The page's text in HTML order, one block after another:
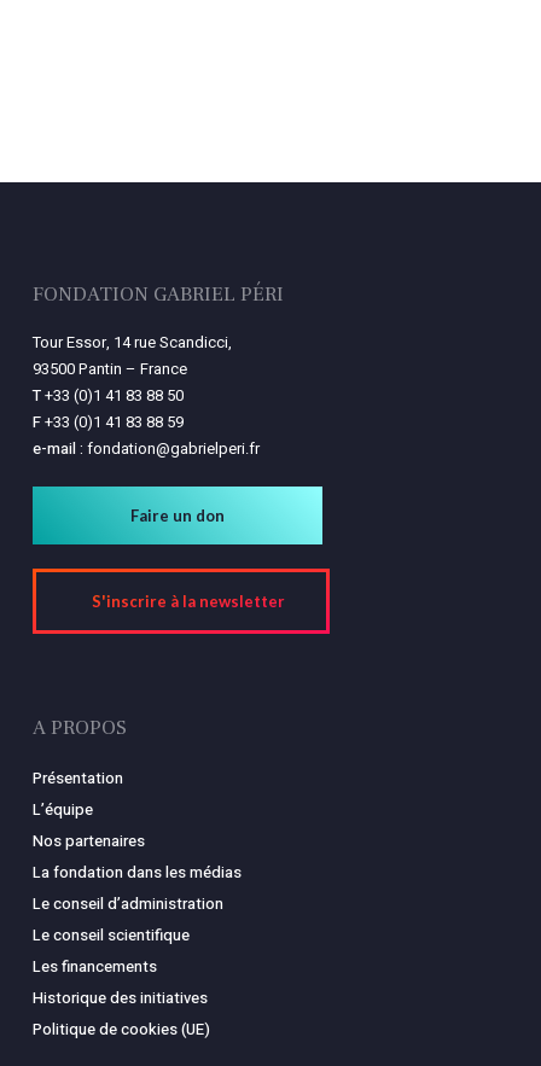
FONDATION GABRIEL PÉRI
Tour Essor, 14 rue Scandicci,
93500 Pantin – France
T+33 (0)1 41 83 88 50
F+33 (0)1 41 83 88 59
e-mail : fondation@gabrielperi.fr
Faire un don
S'inscrire à la newsletter
A PROPOS
Présentation
L’équipe
Nos partenaires
La fondation dans les médias
Le conseil d’administration
Le conseil scientifique
Les financements
Historique des initiatives
Politique de cookies (UE)